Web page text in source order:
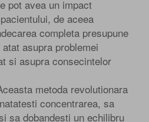
pot avea un impact
de aceea
completa presupune
asupra problemei
si asupra consecintelor
metoda revolutionara
concentrarea, sa
sa dobandesti un echilibru